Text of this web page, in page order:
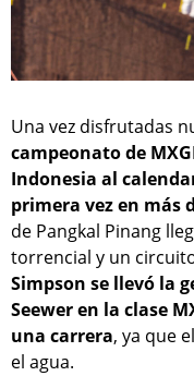
Una vez disfrutadas
campeonato de
Indonesia al
primera vez en más
de Pangkal Pinang
torrencial y un
Simpson se llevó la
Seewer en la clase
una carrera, ya que
el agua.